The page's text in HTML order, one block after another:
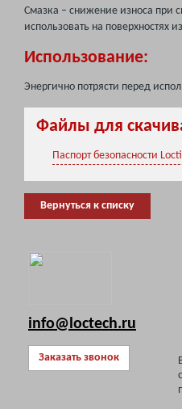
Смазка – снижение износа при
использовать на поверхностях
Использование:
Энергично потрясти перед
Файлы для
Паспорт безопасности
Вернуться к списку
info@loctech.ru
Заказать звонок